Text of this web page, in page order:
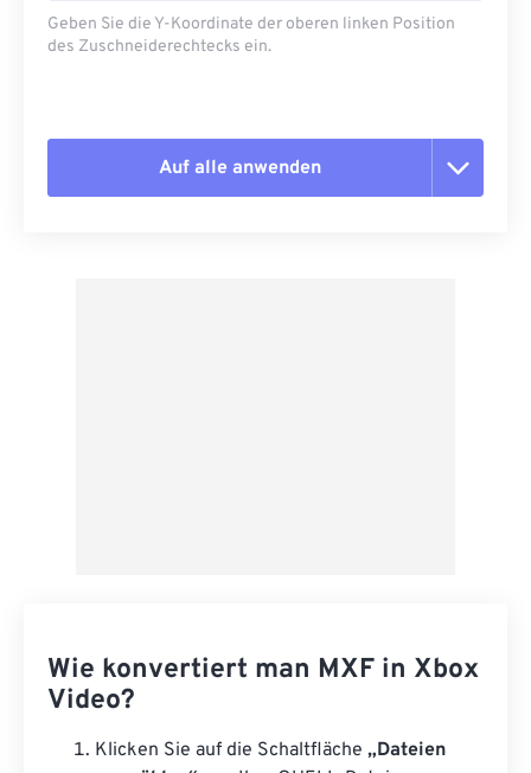
Geben Sie die Y-Koordinate der oberen linken Position
des Zuschneiderechtecks ​​ein.
Auf alle anwenden
Wie konvertiert man MXF in Xbox
Video?
Klicken Sie auf die Schaltfläche „Dateien